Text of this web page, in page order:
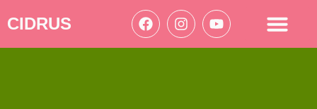
CIDRUS